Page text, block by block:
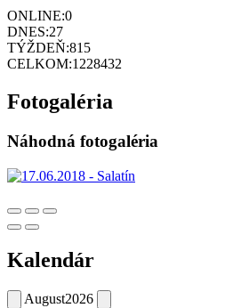
ONLINE:0
DNES:27
TÝŽDEŇ:815
CELKOM:1228432
Fotogaléria
Náhodná fotogaléria
Kalendár
August2026